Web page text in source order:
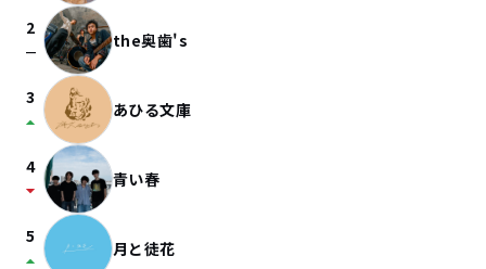
2
check_indeterminate_small the奥歯's
3
arrow_drop_up あひる文庫
4
arrow_drop_down 青い春
5
arrow_drop_up 月と徒花